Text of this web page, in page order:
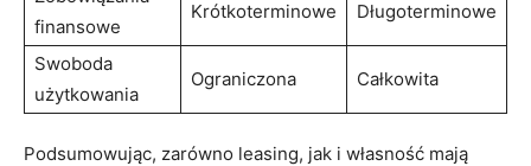
finansowe
Krótkoterminowe Długoterminowe
Swoboda
użytkowania
Ograniczona Całkowita
Podsumowując, zarówno leasing, jak i własność mają